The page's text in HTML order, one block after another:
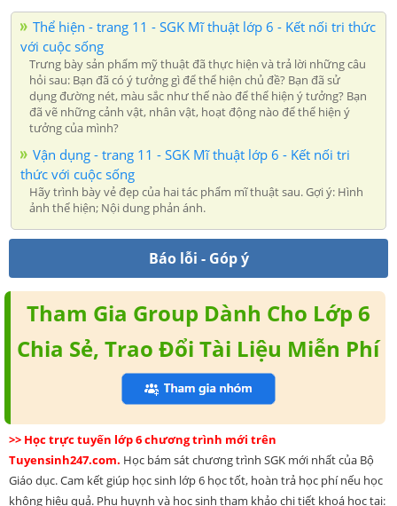
Thể hiện - trang 11 - SGK Mĩ thuật lớp 6 - Kết nối tri thức
với cuộc sống
Trưng bày sản phẩm mỹ thuật đã thực hiện và trả lời những câu
hỏi sau: Bạn đã có ý tưởng gì để thể hiện chủ đề? Bạn đã sử
dụng đường nét, màu sắc như thế nào để thể hiện ý tưởng? Bạn
đã vẽ những cảnh vật, nhân vật, hoạt động nào để thể hiện ý
tưởng của mình?
Vận dụng - trang 11 - SGK Mĩ thuật lớp 6 - Kết nối tri
thức với cuộc sống
Hãy trình bày vẻ đẹp của hai tác phẩm mĩ thuật sau. Gợi ý: Hình
ảnh thể hiện; Nội dung phản ánh.
Báo lỗi - Góp ý
Tham Gia Group Dành Cho Lớp 6
Chia Sẻ, Trao Đổi Tài Liệu Miễn Phí
>> Học trực tuyến lớp 6 chương trình mới trên
Tuyensinh247.com. Học bám sát chương trình SGK mới nhất của Bộ
Giáo dục. Cam kết giúp học sinh lớp 6 học tốt, hoàn trả học phí nếu học
không hiệu quả. Phụ huynh và học sinh tham khảo chi tiết khoá học tại: